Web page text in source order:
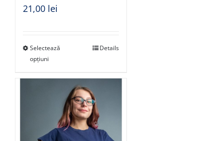
21,00 lei
Selectează
opțiuni
Details